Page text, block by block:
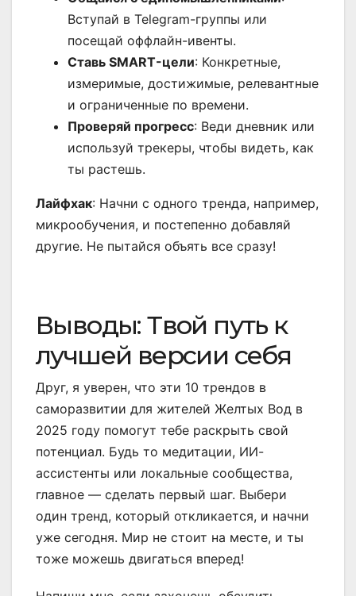
Вступай в Telegram-группы или
посещай оффлайн-ивенты.
Ставь SMART-цели: Конкретные,
измеримые, достижимые, релевантные
и ограниченные по времени.
Проверяй прогресс: Веди дневник или
используй трекеры, чтобы видеть, как
ты растешь.
Лайфхак: Начни с одного тренда, например,
микрообучения, и постепенно добавляй
другие. Не пытайся объять все сразу!
Выводы: Твой путь к
лучшей версии себя
Друг, я уверен, что эти 10 трендов в
саморазвитии для жителей Желтых Вод в
2025 году помогут тебе раскрыть свой
потенциал. Будь то медитации, ИИ-
ассистенты или локальные сообщества,
главное — сделать первый шаг. Выбери
один тренд, который откликается, и начни
уже сегодня. Мир не стоит на месте, и ты
тоже можешь двигаться вперед!